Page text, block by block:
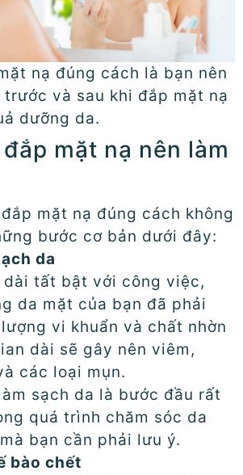
nạ đúng cách là bạn nên
và sau khi đắp mặt nạ
dưỡng da.
mặt nạ nên làm
mặt nạ đúng cách không
bước cơ bản dưới đây:
da
dài tất bật với công việc,
da mặt của bạn đã phải
vi khuẩn và chất nhờn
dài sẽ gây nên viêm,
các loại mụn.
sạch da là bước đầu rất
quá trình chăm sóc da
bạn cần phải lưu ý.
bào chết